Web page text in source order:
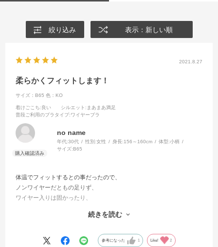
絞り込み 表示：新しい順
2021.8.27
柔らかくフィットします！
サイズ：B65 色：KO
着けごこち:良い シルエット :まあまあ満足
普段ご利用のブラタイプ:ワイヤーブラ
no name
年代:30代 性別:女性 身長:156～160cm 体型:小柄
サイズ:B65
体温でフィットするとの事だったので、
ノンワイヤーだともの足りず、
ワイヤー入りは固かったり、
一日中、痛くなる事もぶかぶかになることもなく、つけ心地がとても
続きを読む
参考になった 1 Like! 2